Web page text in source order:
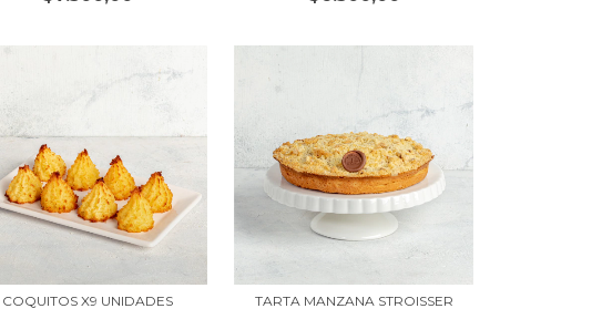
COQUITOS X9 UNIDADES TARTA MANZANA STROISSER